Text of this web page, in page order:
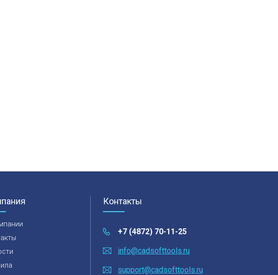
Контакты
+7 (4872) 70-11-25
info@cadsofttools.ru
support@cadsofttools.ru